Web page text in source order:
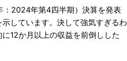
2024年第4四半期）決算を発表
しています。決して強気すぎるわ
12か月以上の収益を前倒しした